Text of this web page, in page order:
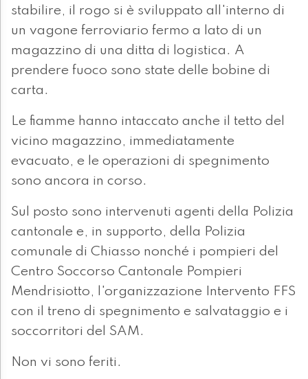
stabilire, il rogo si è sviluppato all'interno di
un vagone ferroviario fermo a lato di un
magazzino di una ditta di logistica. A
prendere fuoco sono state delle bobine di
carta.
Le fiamme hanno intaccato anche il tetto del
vicino magazzino, immediatamente
evacuato, e le operazioni di spegnimento
sono ancora in corso.
Sul posto sono intervenuti agenti della Polizia
cantonale e, in supporto, della Polizia
comunale di Chiasso nonché i pompieri del
Centro Soccorso Cantonale Pompieri
Mendrisiotto, l'organizzazione Intervento FFS
con il treno di spegnimento e salvataggio e i
soccorritori del SAM.
Non vi sono feriti.